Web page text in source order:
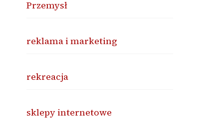
Przemysł
reklama i marketing
rekreacja
sklepy internetowe